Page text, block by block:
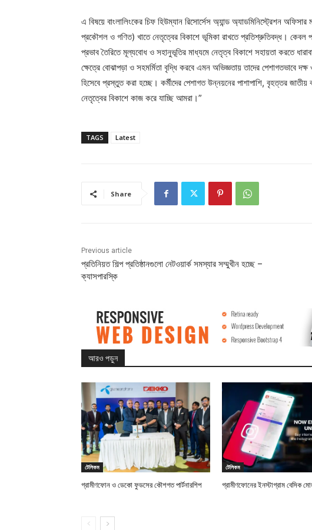
এ বিষয়ে বাংলালিংকের চিফ হিউম্যান রিসোর্সেস অ্যান্ড অ্যাডমিনিস্ট্রেশন
প্রকৌশল ও গণিত) খাতে নেতৃত্বের বিকাশে ভূমিকা রাখতে প্রতিশ্রুতিবদ্ধ। কেবল
প্রভাব তৈরিতে মূল্যবোধ ও সহানুভূতির মাধ্যমে নেতৃত্ব বিকাশে সহায়তা করতে
ক্ষেত্রে বোঝাপড়া ও সহমর্মিতা বৃদ্ধি করবে এমন অভিজ্ঞতায় তাদের পেশাগতভাবে
হিসেবে প্রস্তুত করা হচ্ছে। কর্মীদের পেশাগত উন্নয়নের পাশাপাশি, বৃহত্তর
নেতৃত্বের বিকাশে কাজ করে যাচ্ছি আমরা।”
TAGS Latest
Share
Previous article
প্রতিনিয়ত শিল্প প্রতিষ্ঠানগুলো নেটওয়ার্ক সমস্যার সম্মুখীন হচ্ছে –
ক্যাসপারস্কি
আরও পড়ুন
টেলিকম
গ্রামীণফোন ও ডেকো ফুডসের কৌশগত পার্টনারশিপ
টেলিকম
গ্রামীণফোনের ইনস্টাগ্রাম বেসিক